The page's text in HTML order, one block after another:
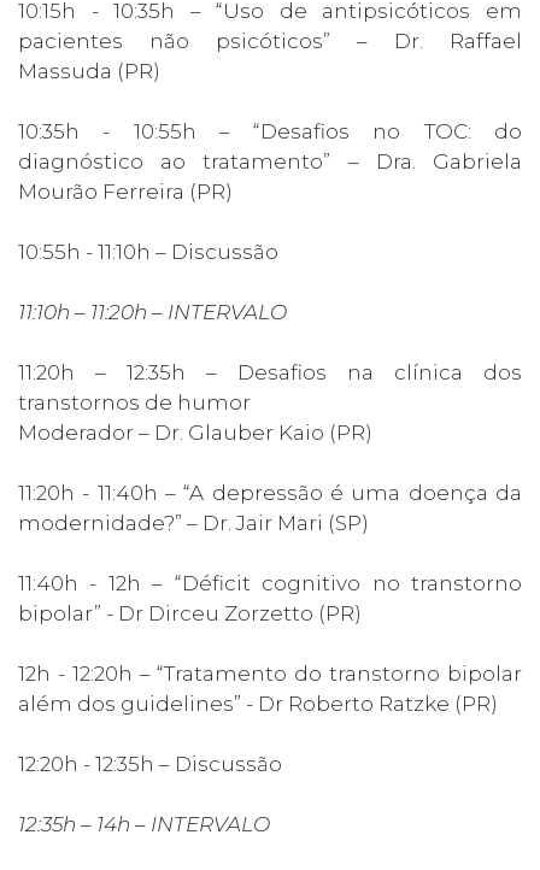
10:15h - 10:35h – “Uso de antipsicóticos em
pacientes não psicóticos” – Dr. Raffael
Massuda (PR)
10:35h - 10:55h – “Desafios no TOC: do
diagnóstico ao tratamento” – Dra. Gabriela
Mourão Ferreira (PR)
10:55h - 11:10h – Discussão
11:10h – 11:20h – INTERVALO
11:20h – 12:35h – Desafios na clínica dos
transtornos de humor
Moderador – Dr. Glauber Kaio (PR)
11:20h - 11:40h – “A depressão é uma doença da
modernidade?” – Dr. Jair Mari (SP)
11:40h - 12h – “Déficit cognitivo no transtorno
bipolar” - Dr Dirceu Zorzetto (PR)
12h - 12:20h – “Tratamento do transtorno bipolar
além dos guidelines” - Dr Roberto Ratzke (PR)
12:20h - 12:35h – Discussão
12:35h – 14h – INTERVALO